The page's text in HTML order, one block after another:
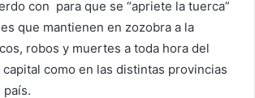
con para que se “apriete la tuerca”
que mantienen en zozobra a la
robos y muertes a toda hora del
como en las distintas provincias